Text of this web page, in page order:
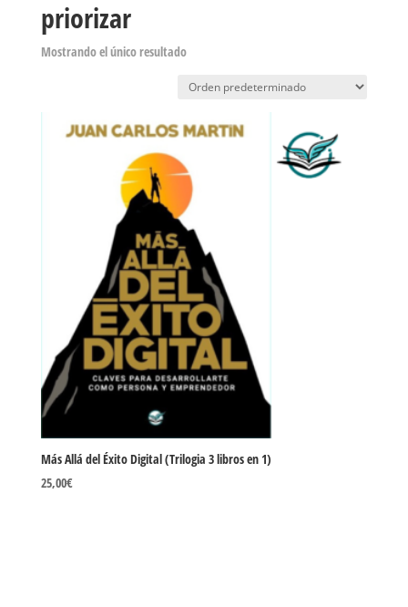
priorizar
Mostrando el único resultado
Más Allá del Éxito Digital (Trilogia 3 libros en 1)
25,00€